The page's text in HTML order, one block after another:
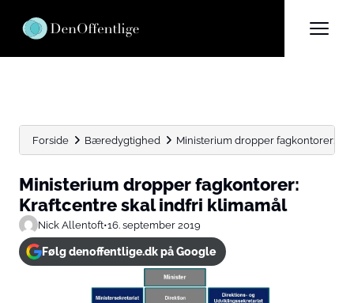
Forside Bæredygtighed Ministerium dropper fagkontorer:
Ministerium dropper fagkontorer:
Kraftcentre skal indfri klimamål
Nick Allentoft•16. september 2019
Følg denoffentlige.dk på Google